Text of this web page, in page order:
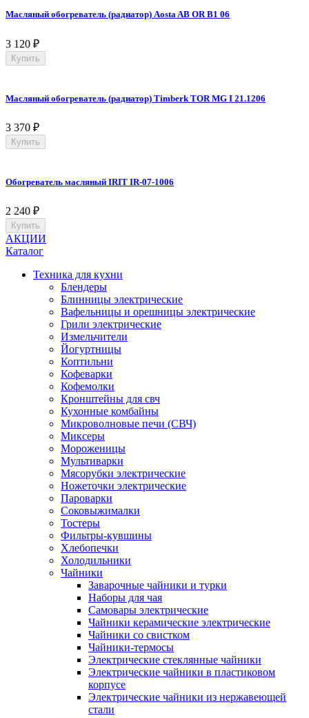
Масляный обогреватель (радиатор) Aosta AB OR B1 06
3 120 ₽
Купить
Масляный обогреватель (радиатор) Timberk TOR MG I 21.1206
3 370 ₽
Купить
Обогреватель масляный IRIT IR-07-1006
2 240 ₽
Купить
АКЦИИ
Каталог
Техника для кухни
Блендеры
Блинницы электрические
Вафельницы и орешницы электрические
Грили электрические
Измельчители
Йогуртницы
Коптильни
Кофеварки
Кофемолки
Кронштейны для свч
Кухонные комбайны
Микроволновые печи (СВЧ)
Миксеры
Мороженицы
Мультиварки
Мясорубки электрические
Ножеточки электрические
Пароварки
Соковыжималки
Тостеры
Фильтры-кувшины
Хлебопечки
Холодильники
Чайники
Заварочные чайники и турки
Наборы для чая
Самовары электрические
Чайники керамические электрические
Чайники со свистком
Чайники-термосы
Электрические стеклянные чайники
Электрические чайники в пластиковом
корпусе
Электрические чайники из нержавеющей
стали